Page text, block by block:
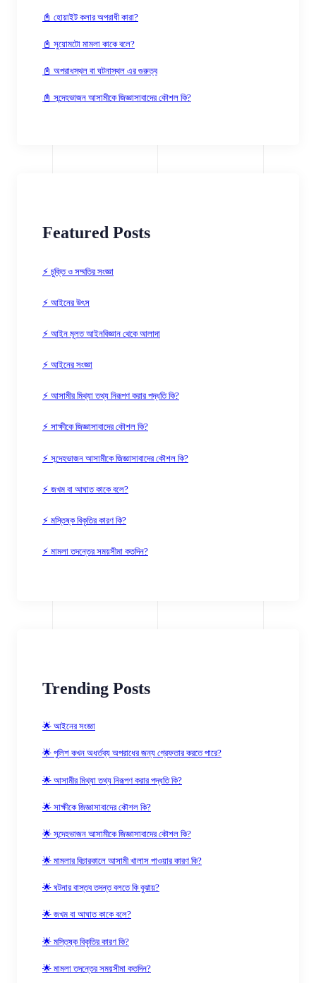
📓 হোয়াইট কলার অপরাধী কারা?
📓 সুয়োমটো মামলা কাকে বলে?
📓 অপরাধস্থল বা ঘটনাস্থল এর গুরুত্ব
📓 সন্দেহভাজন আসামীকে জিজ্ঞাসাবাদের কৌশল কি?
Featured Posts
⚡ চুক্তি ও সম্মতির সংজ্ঞা
⚡ আইনের উৎস
⚡ আইন মূলত আইনবিজ্ঞান থেকে আলাদা
⚡ আইনের সংজ্ঞা
⚡ আসামীর মিথ্যা তথ্য নিরূপণ করার পদ্ধতি কি?
⚡ সাক্ষীকে জিজ্ঞাসাবাদের কৌশল কি?
⚡ সন্দেহভাজন আসামীকে জিজ্ঞাসাবাদের কৌশল কি?
⚡ জখম বা আঘাত কাকে বলে?
⚡ মস্তিষ্ক বিকৃতির কারণ কি?
⚡ মামলা তদন্তের সময়সীমা কতদিন?
Trending Posts
🌟 আইনের সংজ্ঞা
🌟 পুলিশ কখন অধর্তব্য অপরাধের জন্য গ্রেফতার করতে পারে?
🌟 আসামীর মিথ্যা তথ্য নিরূপণ করার পদ্ধতি কি?
🌟 সাক্ষীকে জিজ্ঞাসাবাদের কৌশল কি?
🌟 সন্দেহভাজন আসামীকে জিজ্ঞাসাবাদের কৌশল কি?
🌟 মামলার বিচারকালে আসামী খালাস পাওয়ার কারণ কি?
🌟 ঘটনার বাস্তব তদন্ত বলতে কি বুঝায়?
🌟 জখম বা আঘাত কাকে বলে?
🌟 মস্তিষ্ক বিকৃতির কারণ কি?
🌟 মামলা তদন্তের সময়সীমা কতদিন?